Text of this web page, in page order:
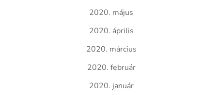
2020. május
2020. április
2020. március
2020. február
2020. január